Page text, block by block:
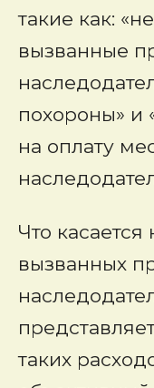
такие как:
вызванные
похороны» и
на оплату
Что
вызванных
таких